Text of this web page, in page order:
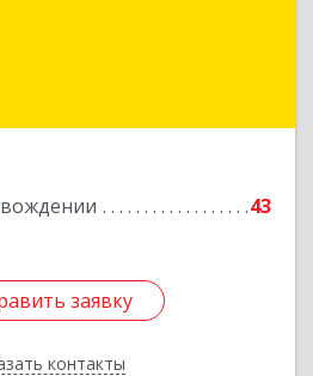
43
заявку
контакты
край, Новокубанск г,
заявку
Назад